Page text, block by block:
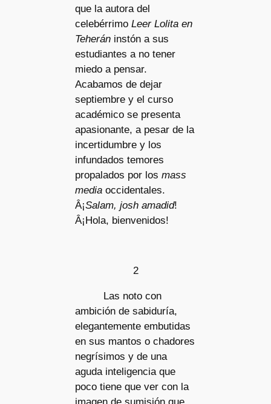
que la autora del
celebérrimo Leer Lolita en
Teherán instón a sus
estudiantes a no tener
miedo a pensar.
Acabamos de dejar
septiembre y el curso
académico se presenta
apasionante, a pesar de la
incertidumbre y los
infundados temores
propalados por los mass
mediaoccidentales.
Â¡Salam, josh amadid!
Â¡Hola, bienvenidos!
2
Las noto con
ambición de sabiduría,
elegantemente embutidas
en sus mantos o chadores
negrísimos y de una
aguda inteligencia que
poco tiene que ver con la